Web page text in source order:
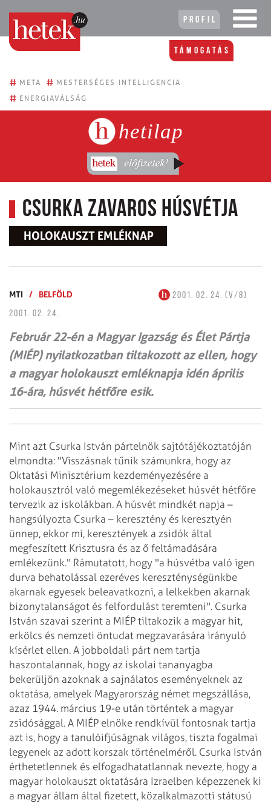
Profil
Támogatás
# META # MESTERSÉGES INTELLIGENCIA
# ENERGIAVÁLSÁG
hetilap
Csurka zavaros húsvétja
HOLOKAUSZT EMLÉKNAP
MTI / BELFÖLD
2001. 02. 24. (V/8)
2001. 02. 24.
Február 22-én a Magyar Igazság és Élet Pártja
(MIÉP) nyilatkozatban tiltakozott az ellen, hogy
a magyar holokauszt emléknapja idén április
16-ára, húsvét hétfőre esik.
Mint azt Csurka István pártelnök sajtótájékoztatóján
elmondta: "Visszásnak tűnik számunkra, hogy az
Oktatási Minisztérium kezdeményezésére a
holokausztról való megemlékezéseket húsvét hétfőre
tervezik az iskolákban. A húsvét mindkét napja –
hangsúlyozta Csurka – keresztény és keresztyén
ünnep, ekkor mi, keresztények a zsidók által
megfeszített Krisztusra és az ő feltámadására
emlékezünk." Rámutatott, hogy "a húsvétba való igen
durva behatolással ezeréves kereszténységünkbe
akarnak egyesek beleavatkozni, a lelkekben akarnak
bizonytalanságot és felfordulást teremteni". Csurka
István szavai szerint a MIÉP tiltakozik a magyar hit,
erkölcs és nemzeti öntudat megzavarására irányuló
kísérlet ellen. A jobboldali párt nem tartja
haszontalannak, hogy az iskolai tananyagba
bekerüljön azoknak a sajnálatos eseményeknek az
oktatása, amelyek Magyarország német megszállása,
azaz 1944. március 19-e után történtek a magyar
zsidósággal. A MIÉP elnöke rendkívül fontosnak tartja
azt is, hogy a tanulóifjúságnak világos, tiszta fogalmai
legyenek az adott korszak történelméről. Csurka István
érthetetlennek és elfogadhatatlannak nevezte, hogy a
magyar holokauszt oktatására Izraelben képezzenek ki
a magyar állam által fizetett, közalkalmazotti státusú